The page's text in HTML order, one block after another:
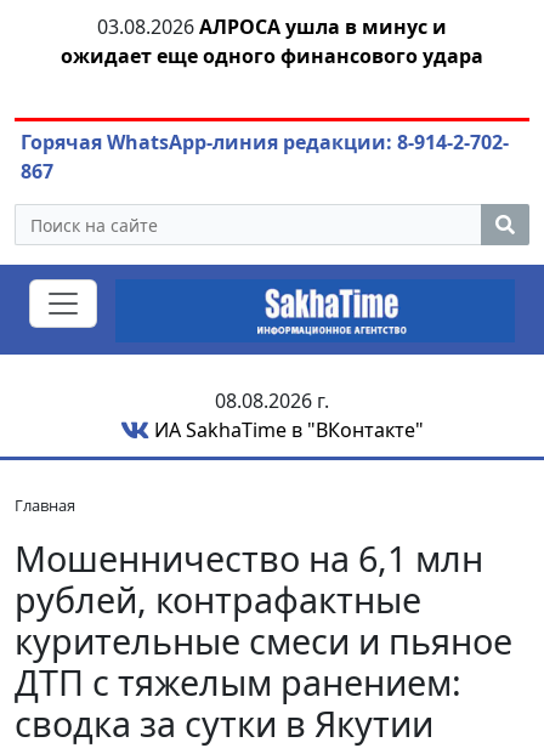
03.08.2026АЛРОСА ушла в минус и
ожидает еще одного финансового удара
Горячая WhatsApp-линия редакции: 8-914-2-702-
867
08.08.2026 г.
ИА SakhaTime в "ВКонтакте"
Главная
Мошенничество на 6,1 млн
рублей, контрафактные
курительные смеси и пьяное
ДТП с тяжелым ранением:
сводка за сутки в Якутии